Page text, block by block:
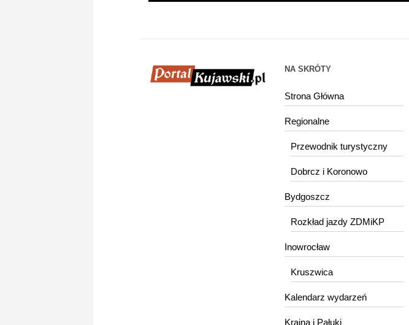
NA SKRÓTY
Strona Główna
Regionalne
Przewodnik turystyczny
Dobrcz i Koronowo
Bydgoszcz
Rozkład jazdy ZDMiKP
Inowrocław
Kruszwica
Kalendarz wydarzeń
Krajna i Pałuki